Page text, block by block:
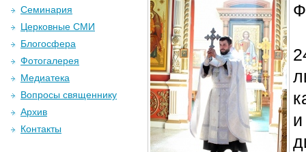
Семинария
Церковные СМИ
Блогосфера
Фотогалерея
Медиатека
Вопросы священнику
Архив
Контакты